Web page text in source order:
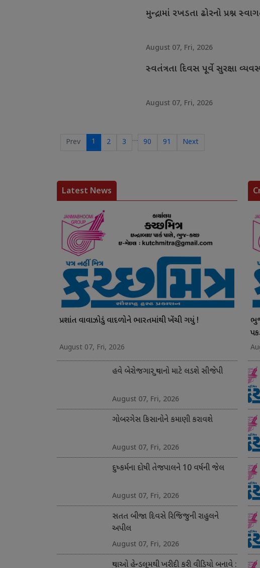
મુન્દ્રામાં રખડતા ઢોરનો પ્રશ્ન
August 07, Fri, 2026
સ્વતંત્રતા દિવસ પૂર્વે સુરક્ષા
August 07, Fri, 2026
Prev 1 2 3 … 90 91 Next
Latest News
પ્રશાંત વાવાઝોડું વાદળોને ભારતમાંથી ખેંચી ગયું !
August 07, Fri, 2026
હવે બેરોજગાર યુવાનો માટે લડશે સીજેપી
August 07, Fri, 2026
ગોબરગેસ કિસાનોને કમાણી કરાવશે
August 07, Fri, 2026
દુષ્કર્મના દોષી તેજપાલને 10 વર્ષની જેલ
August 07, Fri, 2026
સતત બીજા દિવસે રિજિજુની રાહુલને
અપીલ
August 07, Fri, 2026
યુવાઓ હેન્ડલૂમથી ખરીદી કરી વીડિયો બનાવે :